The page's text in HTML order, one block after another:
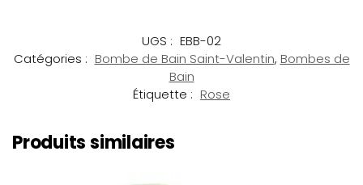
UGS : EBB-02
Catégories : Bombe de Bain Saint-Valentin, Bombes de
Bain
Étiquette : Rose
Produits similaires